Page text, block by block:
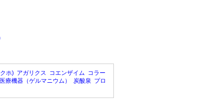
ホ) アガリクス コエンザイム コラー
医療機器（ゲルマニウム） 炭酸泉 プロ